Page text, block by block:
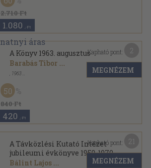
2.710 Ft
1.080 ,-Ft
A Könyv 1963. augusztus
Barabás Tibor ...
1963
A Könyv sorozat
840 Ft
50
420 ,-Ft
Kapható pont:
MEGNÉZEM
A Távközlési Kutató Intézet
jubileumi évkönyve 1950-1970
Bálint Lajos ...
Kapható pont:
MEGNÉZEM